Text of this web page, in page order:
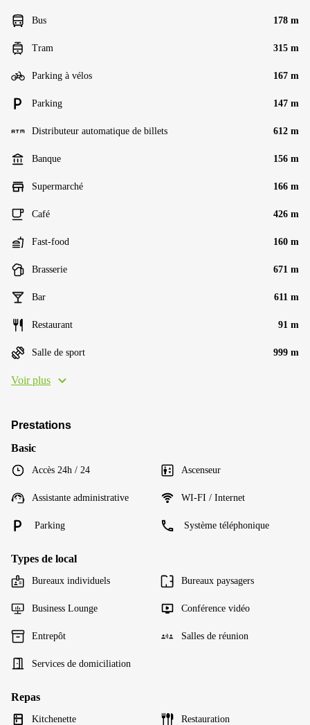
Bus 178 m
Tram 315 m
Parking à vélos 167 m
Parking 147 m
Distributeur automatique de billets 612 m
Banque 156 m
Supermarché 166 m
Café 426 m
Fast-food 160 m
Brasserie 671 m
Bar 611 m
Restaurant 91 m
Salle de sport 999 m
Voir plus
Prestations
Basic
Accès 24h / 24 Ascenseur
Assistante administrative WI-FI / Internet
Parking Système téléphonique
Types de local
Bureaux individuels Bureaux paysagers
Business Lounge Conférence vidéo
Entrepôt Salles de réunion
Services de domiciliation
Repas
Kitchenette Restauration